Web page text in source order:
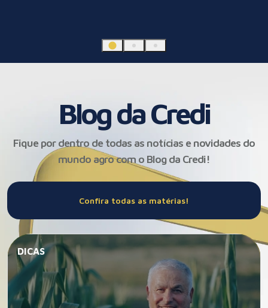
Blog da Credi
Fique por dentro de todas as notícias e novidades do
mundo agro com o Blog da Credi!
Confira todas as matérias!
DICAS